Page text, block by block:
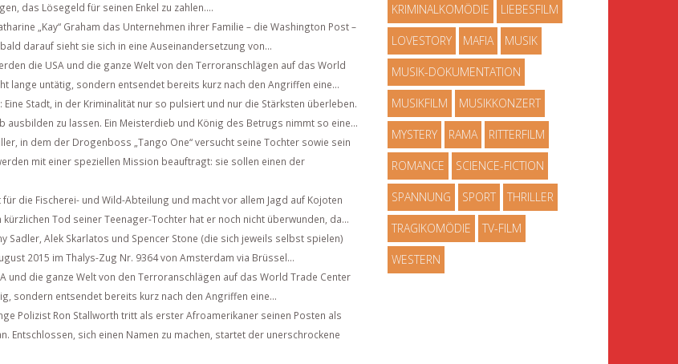
das Lösegeld für seinen Enkel zu zahlen....
„Kay“ Graham das Unternehmen ihrer Familie – die Washington Post –
darauf sieht sie sich in eine Auseinandersetzung von...
die USA und die ganze Welt von den Terroranschlägen auf das World
lange untätig, sondern entsendet bereits kurz nach den Angriffen eine...
Eine Stadt, in der Kriminalität nur so pulsiert und nur die Stärksten überleben.
zu lassen. Ein Meisterdieb und König des Betrugs nimmt so eine...
in dem der Drogenboss „Tango One“ versucht seine Tochter sowie sein
mit einer speziellen Mission beauftragt: sie sollen einen der
die Fischerei- und Wild-Abteilung und macht vor allem Jagd auf Kojoten
Tod seiner Teenager-Tochter hat er noch nicht überwunden, da...
Sadler, Alek Skarlatos und Spencer Stone (die sich jeweils selbst spielen)
2015 im Thalys-Zug Nr. 9364 von Amsterdam via Brüssel...
und die ganze Welt von den Terroranschlägen auf das World Trade Center
sondern entsendet bereits kurz nach den Angriffen eine...
Polizist Ron Stallworth tritt als erster Afroamerikaner seinen Posten als
Entschlossen, sich einen Namen zu machen, startet der unerschrockene
KRIMINALKOMÖDIE LIEBESFILM
LOVESTORY MAFIA MUSIK
MUSIK-DOKUMENTATION
MUSIKFILM MUSIKKONZERT
MYSTERY RAMA RITTERFILM
ROMANCE SCIENCE-FICTION
SPANNUNG SPORT THRILLER
TRAGIKOMÖDIE TV-FILM
WESTERN